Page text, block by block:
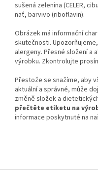
sušená zelenina (CELER,
nať, barvivo (riboflavin).
Obrázek má informační
skutečnosti.
alergeny. Přesné složení a
výrobku. Zkontrolujte
Přestože se snažíme, aby
aktuální a správné, může
změně složek a
přečtěte etiketu na
informace poskytnuté na